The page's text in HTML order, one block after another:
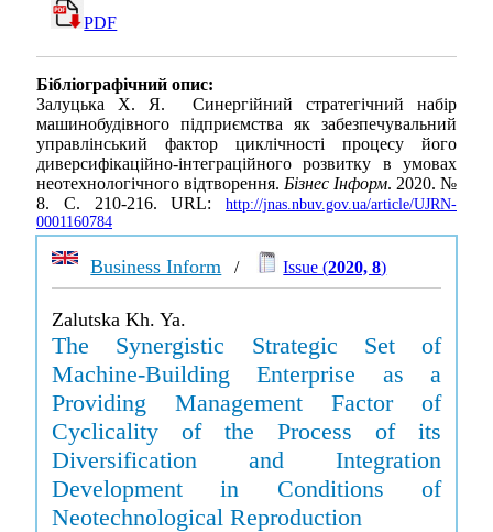
PDF
Бібліографічний опис:
Залуцька Х. Я. Синергійний стратегічний набір
машинобудівного підприємства як забезпечувальний
управлінський фактор циклічності процесу його
диверсифікаційно-інтеграційного розвитку в умовах
неотехнологічного відтворення. Бізнес Інформ. 2020. №
8. С. 210-216. URL: http://jnas.nbuv.gov.ua/article/UJRN-
0001160784
Business Inform / Issue (2020, 8)
Zalutska Kh. Ya.
The Synergistic Strategic Set of
Machine-Building Enterprise as a
Providing Management Factor of
Cyclicality of the Process of its
Diversification and Integration
Development in Conditions of
Neotechnological Reproduction